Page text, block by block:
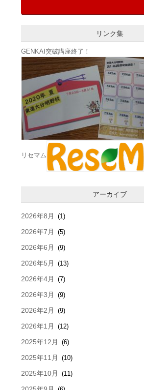
リンク集
GENKAI突破講座終了！
リセマム
アーカイブ
2026年8月 (1)
2026年7月 (5)
2026年6月 (9)
2026年5月 (13)
2026年4月 (7)
2026年3月 (9)
2026年2月 (9)
2026年1月 (12)
2025年12月 (6)
2025年11月 (10)
2025年10月 (11)